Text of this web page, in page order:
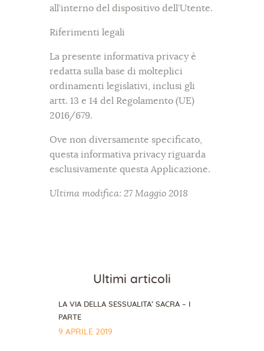
all’interno del dispositivo dell’Utente.
Riferimenti legali
La presente informativa privacy è
redatta sulla base di molteplici
ordinamenti legislativi, inclusi gli
artt. 13 e 14 del Regolamento (UE)
2016/679.
Ove non diversamente specificato,
questa informativa privacy riguarda
esclusivamente questa Applicazione.
Ultima modifica: 27 Maggio 2018
Ultimi articoli
LA VIA DELLA SESSUALITA’ SACRA – I
PARTE
9 APRILE 2019